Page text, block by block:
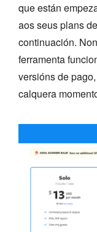
que están
aos seus plans
continuación.
ferramenta
versións de
calquera